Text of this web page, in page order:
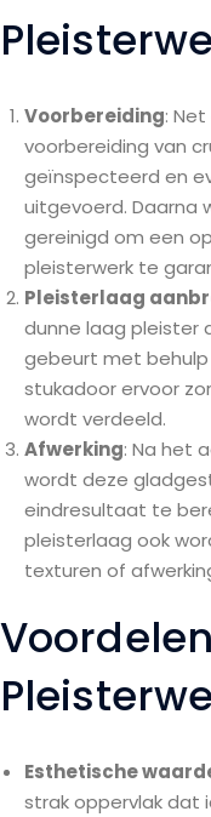
Voorbereiding:
voorbereiding van
geïnspecteerd en
uitgevoerd. Daarna
gereinigd om een
pleisterwerk te
Pleisterlaag
dunne laag pleister
gebeurt met behulp
stukadoor ervoor
wordt verdeeld.
Afwerking: Na het
wordt deze
eindresultaat te
pleisterlaag ook
texturen of
Esthetische
strak oppervlak dat